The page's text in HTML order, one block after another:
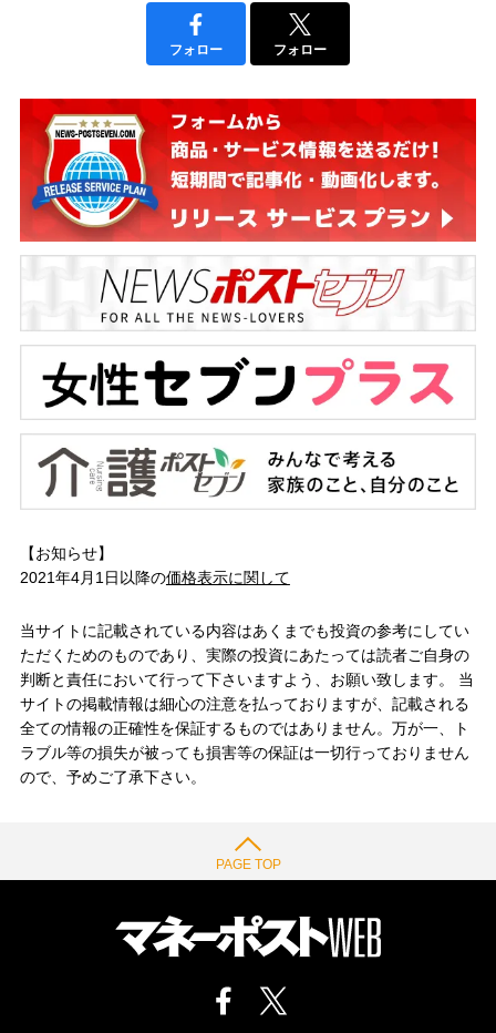
フォロー フォロー
【お知らせ】
2021年4月1日以降の価格表示に関して
当サイトに記載されている内容はあくまでも投資の参考にしてい
ただくためのものであり、実際の投資にあたっては読者ご自身の
判断と責任において行って下さいますよう、お願い致します。 当
サイトの掲載情報は細心の注意を払っておりますが、記載される
全ての情報の正確性を保証するものではありません。万が一、ト
ラブル等の損失が被っても損害等の保証は一切行っておりません
ので、予めご了承下さい。
PAGE TOP